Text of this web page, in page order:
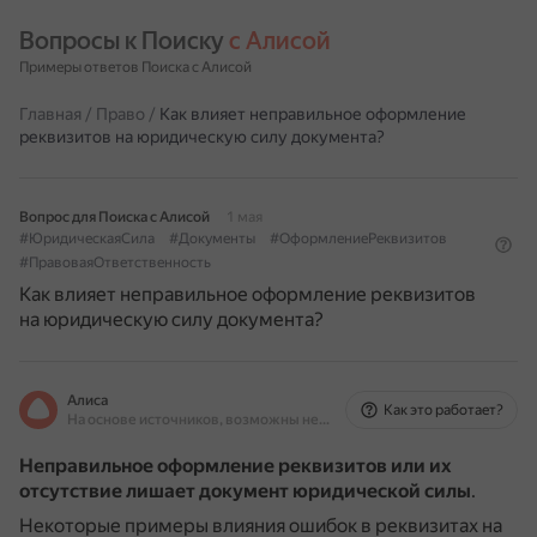
Вопросы к Поиску с Алисой
Примеры ответов Поиска с Алисой
Главная / Право / Как влияет неправильное оформление
реквизитов на юридическую силу документа?
Вопрос для Поиска с Алисой
1 мая
#ЮридическаяСила
#Документы
#ОформлениеРеквизитов
#ПравоваяОтветственность
Как влияет неправильное оформление реквизитов
на юридическую силу документа?
Алиса
На основе источников, возможны неточности
Как это работает?
Неправильное оформление реквизитов или их
отсутствие лишает документ юридической силы.
Некоторые примеры влияния ошибок в реквизитах на